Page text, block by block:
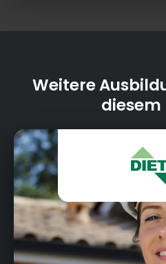
Weitere
diesem